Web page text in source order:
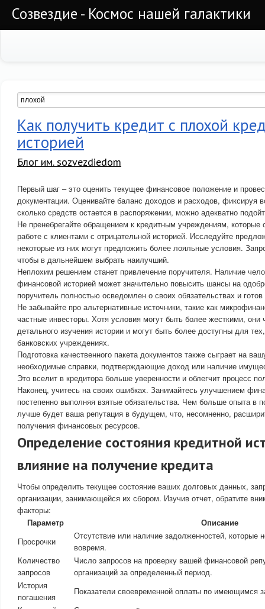
Созвездие - Космос нашей галактики
Как получить кредит с плохой
историей
Блог им. sozvezdiedom
Первый шаг – это оценить текущее финансовое положение и
документации. Оценивайте баланс доходов и расходов, фиксируя
сколько средств остается в распоряжении, можно адекватно
Не пренебрегайте обращением к кредитным учреждениям, которые
работе с клиентами с отрицательной историей. Исследуйте
некоторые из них могут предложить более лояльные условия.
чтобы в дальнейшем выбрать наилучший.
Неплохим решением станет привлечение поручителя. Наличие
финансовой историей может значительно повысить шансы на
поручитель полностью осведомлен о своих обязательствах и
Не забывайте про альтернативные источники, такие как
частные инвесторы. Хотя условия могут быть более жесткими, они
детального изучения истории и могут быть более доступны для
банковских учреждениях.
Подготовка качественного пакета документов также сыграет на
необходимые справки, подтверждающие доход или наличие
Это вселит в кредитора больше уверенности и облегчит процесс
Наконец, учитесь на своих ошибках. Занимайтесь улучшением
постепенно выполняя взятые обязательства. Чем больше опыта в
лучше будет ваша репутация в будущем, что, несомненно,
получения финансовых ресурсов.
Определение состояния кредитной
влияние на получение кредита
Чтобы определить текущее состояние ваших долговых данных,
организации, занимающейся их сбором. Изучив отчет, обратите
факторы:
Параметр
Описание
Просрочки
Отсутствие или наличие задолженностей, которые
вовремя.
Количество
запросов
Число запросов на проверку вашей финансовой
организаций за определенный период.
История
погашения
Показатели своевременной оплаты по имеющимся